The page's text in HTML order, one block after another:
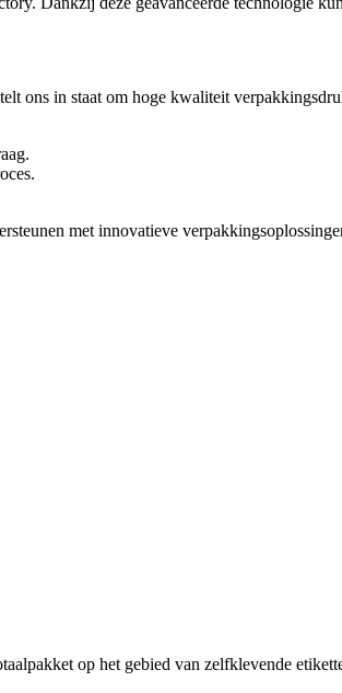
ons in staat om hoge kwaliteit
met innovatieve
op het gebied van zelfklevende